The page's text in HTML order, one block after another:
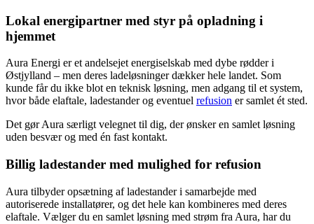
Lokal energipartner med styr på opladning i
hjemmet
Aura Energi er et andelsejet energiselskab med dybe rødder i
Østjylland – men deres ladeløsninger dækker hele landet. Som
kunde får du ikke blot en teknisk løsning, men adgang til et system,
hvor både elaftale, ladestander og eventuel refusion er samlet ét sted.
Det gør Aura særligt velegnet til dig, der ønsker en samlet løsning
uden besvær og med én fast kontakt.
Billig ladestander med mulighed for refusion
Aura tilbyder opsætning af ladestander i samarbejde med
autoriserede installatører, og det hele kan kombineres med deres
elaftale. Vælger du en samlet løsning med strøm fra Aura, har du